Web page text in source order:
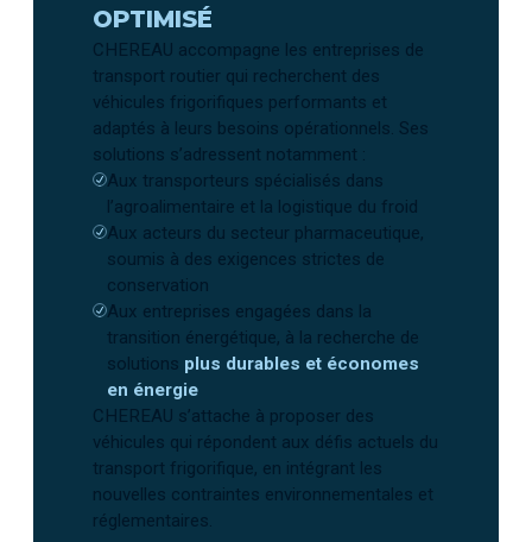
OPTIMISÉ
CHEREAU accompagne les entreprises de
transport routier qui recherchent des
véhicules frigorifiques performants et
adaptés à leurs besoins opérationnels. Ses
solutions s’adressent notamment :
Aux transporteurs spécialisés dans
l’agroalimentaire et la logistique du froid
Aux acteurs du secteur pharmaceutique,
soumis à des exigences strictes de
conservation
Aux entreprises engagées dans la
transition énergétique, à la recherche de
solutions plus durables et économes
en énergie
CHEREAU s’attache à proposer des
véhicules qui répondent aux défis actuels du
transport frigorifique, en intégrant les
nouvelles contraintes environnementales et
réglementaires.